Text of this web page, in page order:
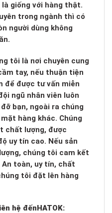
giống với hàng thật.
trong ngành thì có
người dùng không
tôi là nơi chuyên cung
tay, nếu thuận tiện
để được tư vấn miễn
ngũ nhân viên luôn
bạn, ngoài ra chúng
hàng khác. Chúng
chất lượng, được
uy tín cao. Nếu sản
chúng tôi cam kết
toàn, uy tín, chất
tôi đặt lên hàng
hệ đếnHATOK: